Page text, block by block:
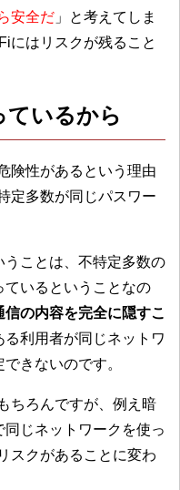
安全だ 」と考えてしま
にはリスクが残ること
ているから
険性があるという理由
定多数が同じパスワー
ことは、 不特定多数の
ているということなの
の内容を完全に隠すこ
る利用者が同じネットワ
きないのです。
ちろんですが、例え暗
じネットワークを使っ
スクがあることに変わ